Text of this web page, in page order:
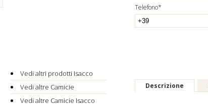
Vedi altri prodotti Isacco
Vedi altre Camicie
Vedi altre Camicie Isacco
Telefono*
Descrizione